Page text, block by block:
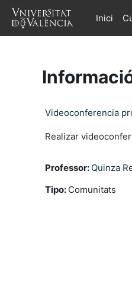
Ves al contingut principal
Inici
Videoconferencia
Realizar
Professor: Quinza
Tipo: Comunitats